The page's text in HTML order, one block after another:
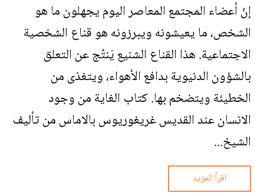
إنّ أعضاء المجتمع المعاصر اليوم يجهلون ما هو
الشخص، ما يعيشونه ويبرزونه هو قناع الشخصية
الاجتماعية. هذا القناع الشنيع يَنتُج عن التعلق
بالشؤون الدنيوية بدافع الأهواء، ويتغذى من
الخطيئة ويتضخم بها. كتاب الغاية من وجود
الانسان عند القديس غريغوريوس بالاماس من تأليف
الشيخ...
اقرأ المزيد